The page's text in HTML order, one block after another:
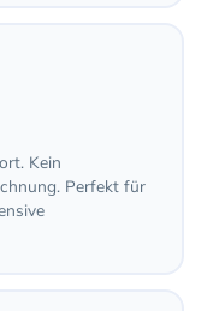
Kein
Perfekt für